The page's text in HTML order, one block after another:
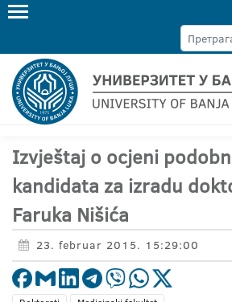
Izvještaj o ocjeni
kandidata za izradu
Faruka Nišića
23. februar 2015. 15:29:00